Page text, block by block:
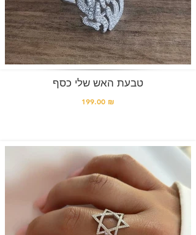
טבעת האש שלי כסף
199.00 ₪